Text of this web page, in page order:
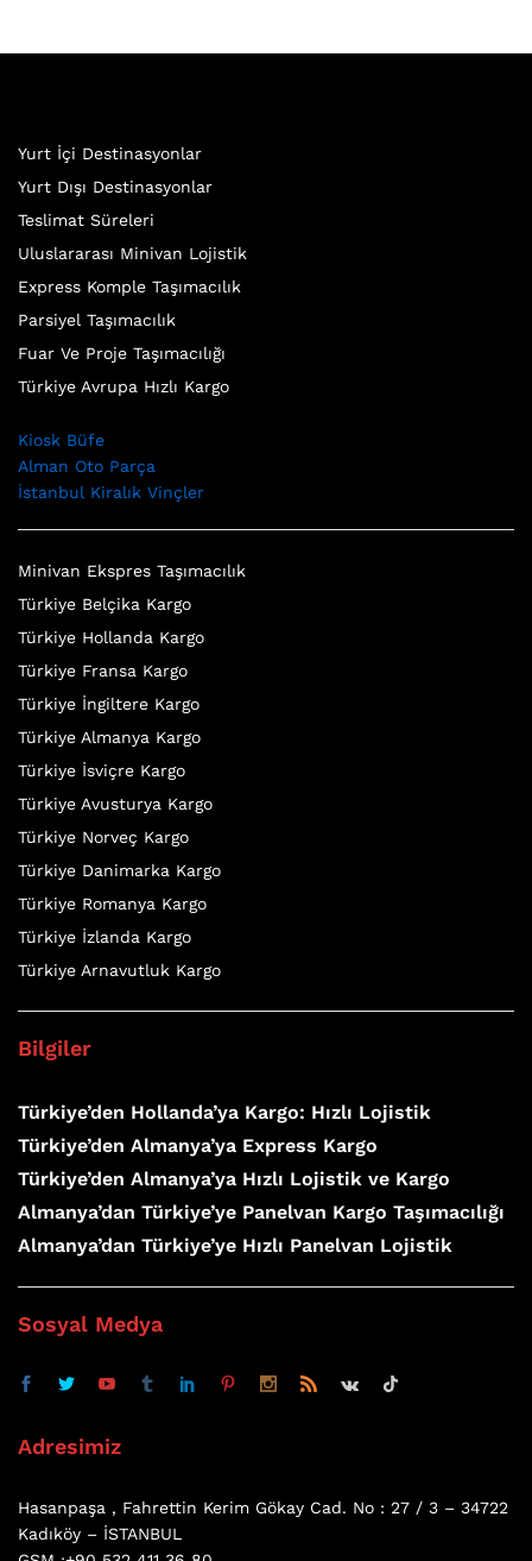
Yurt İçi Destinasyonlar
Yurt Dışı Destinasyonlar
Teslimat Süreleri
Uluslararası Minivan Lojistik
Express Komple Taşımacılık
Parsiyel Taşımacılık
Fuar Ve Proje Taşımacılığı
Türkiye Avrupa Hızlı Kargo
Kiosk Büfe
Alman Oto Parça
İstanbul Kiralık Vinçler
Minivan Ekspres Taşımacılık
Türkiye Belçika Kargo
Türkiye Hollanda Kargo
Türkiye Fransa Kargo
Türkiye İngiltere Kargo
Türkiye Almanya Kargo
Türkiye İsviçre Kargo
Türkiye Avusturya Kargo
Türkiye Norveç Kargo
Türkiye Danimarka Kargo
Türkiye Romanya Kargo
Türkiye İzlanda Kargo
Türkiye Arnavutluk Kargo
Bilgiler
Türkiye’den Hollanda’ya Kargo: Hızlı Lojistik
Türkiye’den Almanya’ya Express Kargo
Türkiye’den Almanya’ya Hızlı Lojistik ve Kargo
Almanya’dan Türkiye’ye Panelvan Kargo Taşımacılığı
Almanya’dan Türkiye’ye Hızlı Panelvan Lojistik
Sosyal Medya
Adresimiz
Hasanpaşa , Fahrettin Kerim Gökay Cad. No : 27 / 3 – 34722
Kadıköy – İSTANBUL